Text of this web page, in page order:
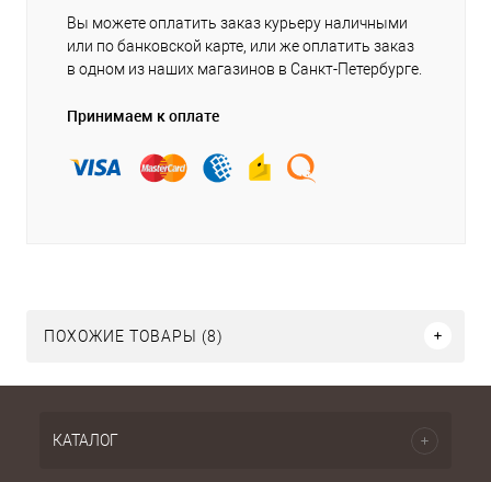
Вы можете оплатить заказ курьеру наличными
или по банковской карте, или же оплатить заказ
в одном из наших магазинов в Санкт-Петербурге.
Принимаем к оплате
ПОХОЖИЕ ТОВАРЫ (8)
КАТАЛОГ